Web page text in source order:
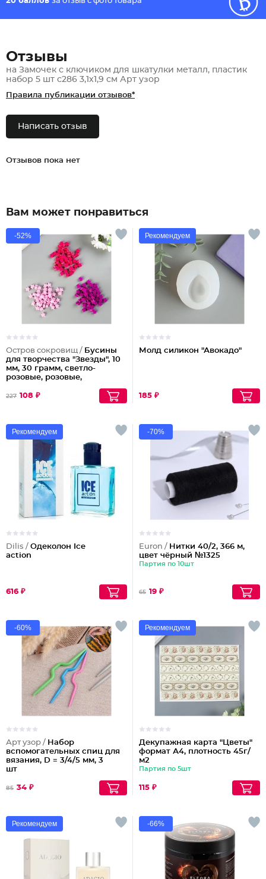
Отзывы
на Замочек с ключиком для шкатулки металл, пластик
набор 5 шт с286 3,1х1,9 см Арт узор
Правила публикации отзывов*
Написать отзыв
Отзывов пока нет
Вам может понравиться
-52%
Остров сокровищ / Бусины
для творчества "Звезды", 10
мм, 30 грамм, светло-
розовые, розовые,
227 108 ₽
Рекомендуем
Молд силикон "Авокадо"
185 ₽
Рекомендуем
Dilis / Одеколон Ice
action
616 ₽
-70%
Euron / Нитки 40/2, 366 м,
цвет чёрный №1325
Партия по 10шт
65 19 ₽
-60%
Арт узор / Набор
вспомогательных спиц для
вязания, D = 3/4/5 мм, 3
шт
85 34 ₽
Рекомендуем
Декупажная карта "Цветы"
формат А4, плотность 45г/
м2
Партия по 5шт
115 ₽
Рекомендуем -66%